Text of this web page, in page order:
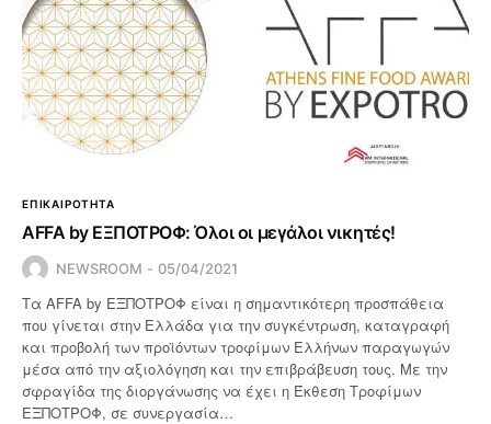
ΕΠΙΚΑΙΡΟΤΗΤΑ
AFFA by ΕΞΠΟΤΡΟΦ: Όλοι οι μεγάλοι νικητές!
NEWSROOM 05/04/2021
Τα AFFA by ΕΞΠΟΤΡΟΦ είναι η σημαντικότερη προσπάθεια
που γίνεται στην Ελλάδα για την συγκέντρωση, καταγραφή
και προβολή των προϊόντων τροφίμων Ελλήνων παραγωγών
μέσα από την αξιολόγηση και την επιβράβευση τους. Με την
σφραγίδα της διοργάνωσης να έχει η Έκθεση Tροφίμων
ΕΞΠΟΤΡΟΦ, σε συνεργασία…